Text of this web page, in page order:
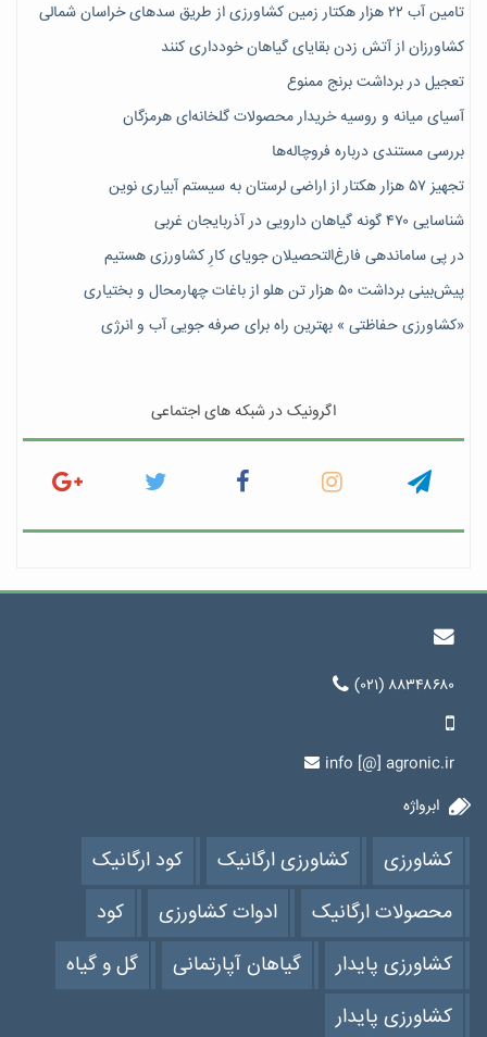
تامین آب ۲۲ هزار هکتار زمین کشاورزی از طریق سدهای خراسان شمالی
کشاورزان از آتش زدن بقایای گیاهان خودداری کنند
تعجیل در برداشت برنج ممنوع
آسیای میانه و روسیه خریدار محصولات گلخانه‌ای هرمزگان
بررسی مستندی درباره فروچاله‌ها
تجهیز ۵۷ هزار هکتار از اراضی لرستان به سیستم آبیاری نوین
شناسایی ۴۷٠ گونه گیاهان دارویی در آذربایجان غربی
در پی ساماندهی فارغ‌التحصیلان جویای کارِ کشاورزی هستیم
پیش‎‌بینی برداشت ۵۰ هزار تن هلو از باغات چهارمحال و بختیاری
«کشاورزی حفاظتی » بهترین راه برای صرفه جویی آب و انرژی
اگرونیک در شبکه های اجتماعی
(۰۲۱) ۸۸۳۴۸۶۸۰
info [@] agronic.ir
ابرواژه
کشاورزی کشاورزی ارگانیک
کود ارگانیک
محصولات ارگانیک
ادوات کشاورزی
کود
کشاورزی پایدار
گیاهان آپارتمانی
گل و گیاه
کشاورزی پایدار